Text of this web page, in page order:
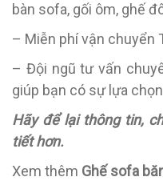
bàn sofa, gối ôm, ghế
– Miễn phí vận chuyển
– Đội ngũ tư vấn
giúp bạn có sự lựa
Hãy để lại thông tin,
tiết hơn.
Xem thêm Ghế sofa